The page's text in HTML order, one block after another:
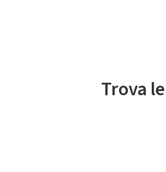
Il servizio di mobilità
Trova